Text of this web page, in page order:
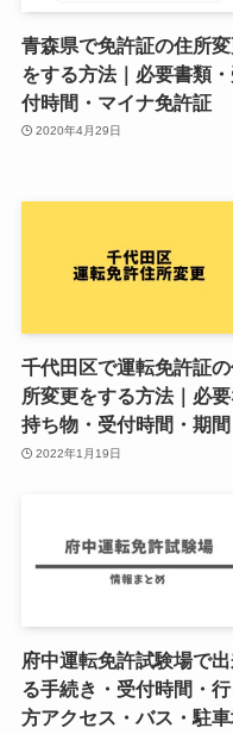
青森県で免許証の住所
をする方法｜必要書類
付時間・マイナ免許証
2020年4月29日
千代田区で運転免許証
所変更をする方法｜必
持ち物・受付時間・期間
2022年1月19日
府中運転免許試験場で
る手続き・受付時間・行
方アクセス・バス・駐